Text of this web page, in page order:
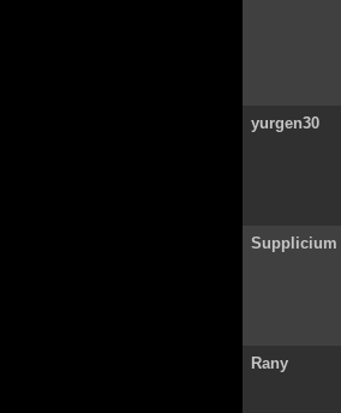
yurgen30
Supplicium
Rany